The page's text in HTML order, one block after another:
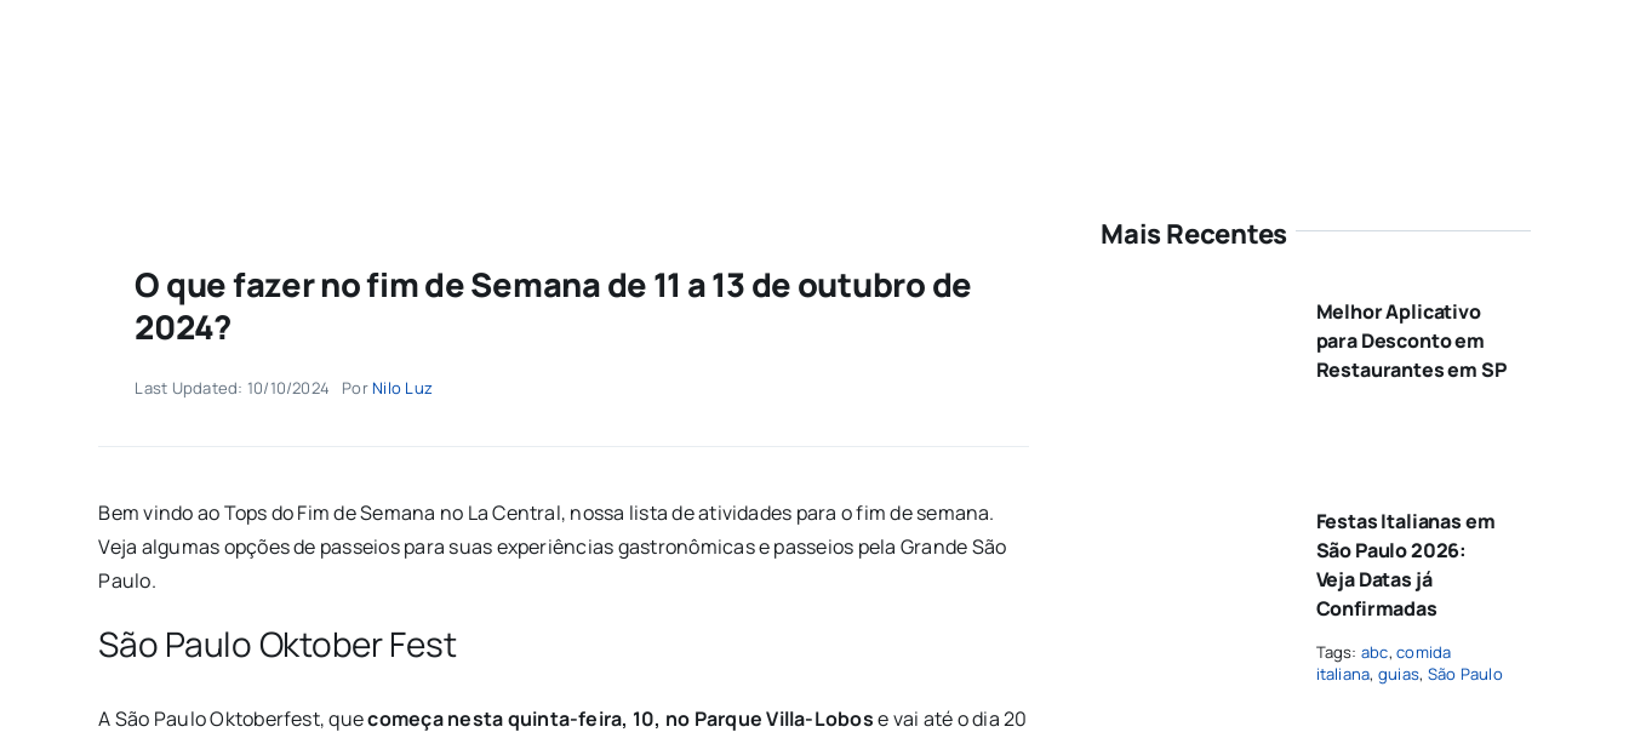
O que fazer no fim de Semana de 11 a 13 de outubro de
2024?
Last Updated: 10/10/2024 PorNilo Luz
Bem vindo ao Tops do Fim de Semana no La Central, nossa lista de atividades para o fim de semana.
Veja algumas opções de passeios para suas experiências gastronômicas e passeios pela Grande São
Paulo.
São Paulo Oktober Fest
A São PauloOktoberfest, quecomeça nesta quinta-feira, 10, no Parque Villa-Lobose vai até o dia 20
Mais Recentes
Melhor Aplicativo
para Desconto em
Restaurantes em SP
Festas Italianas em
São Paulo 2026:
Veja Datas já
Confirmadas
Tags: abc,comida
italiana, guias, São Paulo